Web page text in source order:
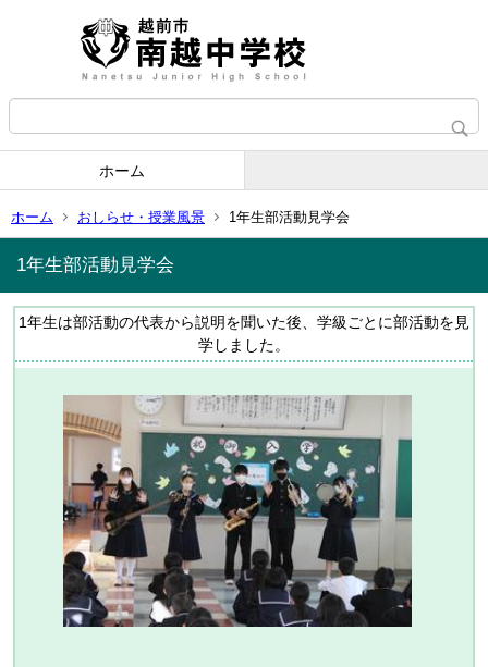
ホーム
ホーム おしらせ・授業風景 1年生部活動見学会
1年生部活動見学会
1年生は部活動の代表から説明を聞いた後、学級ごとに部活動を見
学しました。